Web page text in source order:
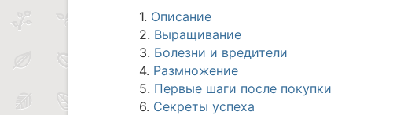
1. Описание
2. Выращивание
3. Болезни и вредители
4. Размножение
5. Первые шаги после покупки
6. Секреты успеха